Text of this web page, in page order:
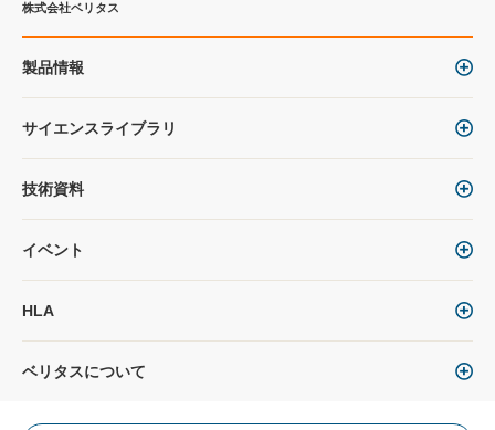
株式会社ベリタス
製品情報
サイエンスライブラリ
技術資料
イベント
HLA
ベリタスについて